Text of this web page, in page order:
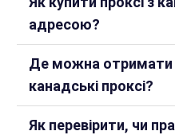
адресою?
Де можна отримати
канадські проксі?
Як перевірити, чи